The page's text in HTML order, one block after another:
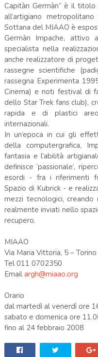
Capitàn Germàn” è il
all’artigiano
Sottana del MIAAO è
Germàn Impache, attivo
specialista nella
anche realizzatore di
rassegne scientifiche
rassegna Experimenta
Cinema) e noti festival di
dello Star Trek fans club),
rapida e di plastici
internazionali.
In un’epoca in cui gli
della computergrafica,
fantasia e l’abilità
definisce ‘passionale’,
esordi - fra i riferimenti
Spazio di Kubrick - e
mezzi tecnologici,
realmente inviati nello
recupero.
MIAAO
Via Maria Vittoria, 5 – Torino
Tel 011 0702350
Email argh@miaao.org
Orario
dal martedì al venerdì ore
sabato e domenica ore
fino al 24 febbraio 2008